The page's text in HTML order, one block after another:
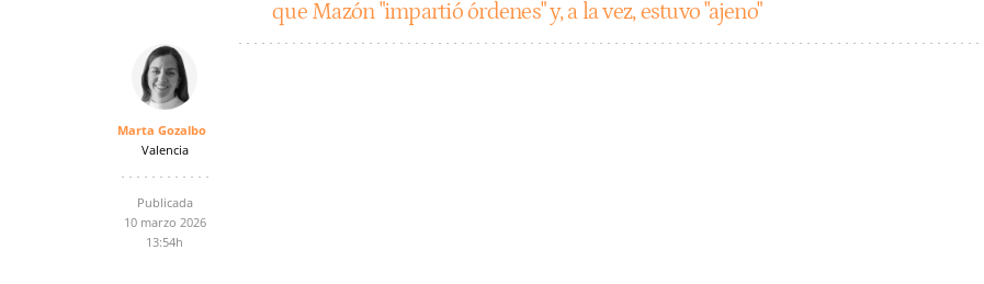
que Mazón "impartió órdenes" y, a la vez, estuvo "ajeno"
Marta Gozalbo
Valencia
Publicada
10 marzo 2026
13:54h